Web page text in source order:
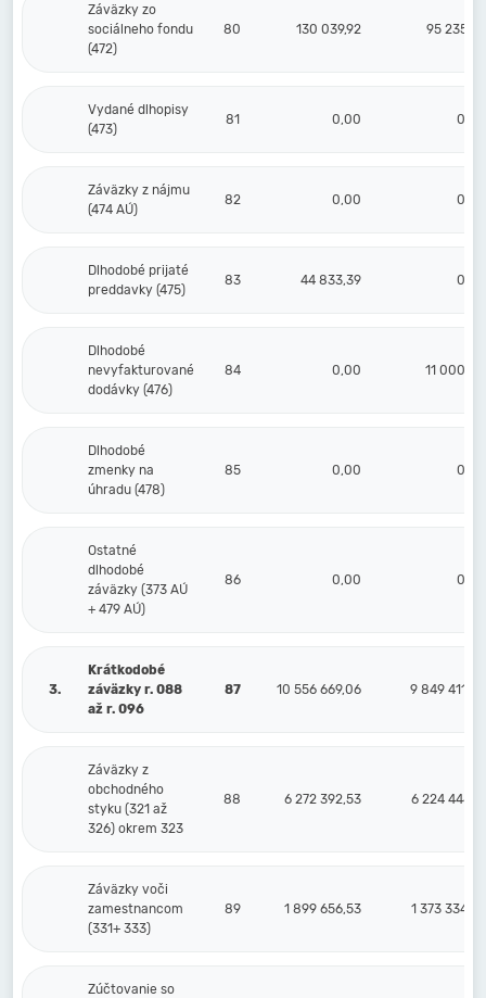
Záväzky zo
sociálneho fondu
(472)
80 130 039,92 95 235,36
Vydané dlhopisy
(473)
81 0,00 0,00
Záväzky z nájmu
(474 AÚ)
82 0,00 0,00
Dlhodobé prijaté
preddavky (475)
83 44 833,39 0,00
Dlhodobé
nevyfakturované
dodávky (476)
84 0,00 11 000,00
Dlhodobé
zmenky na
úhradu (478)
85 0,00 0,00
Ostatné
dlhodobé
záväzky (373 AÚ
+ 479 AÚ)
86 0,00 0,00
3.
Krátkodobé
záväzky r. 088
až r. 096
87 10 556 669,06 9 849 411,40
Záväzky z
obchodného
styku (321 až
326) okrem 323
88 6 272 392,53 6 224 444,16
Záväzky voči
zamestnancom
(331+ 333)
89 1 899 656,53 1 373 334,62
Zúčtovanie so